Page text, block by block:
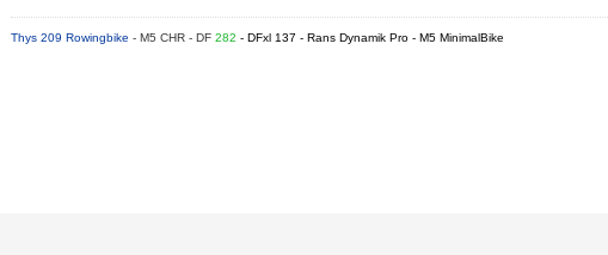
Thys 209 Rowingbike- M5 CHR - DF282- DFxl 137 - Rans Dynamik Pro - M5 MinimalBike